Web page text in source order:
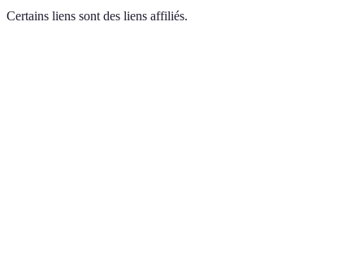
Certains liens sont des liens affiliés.